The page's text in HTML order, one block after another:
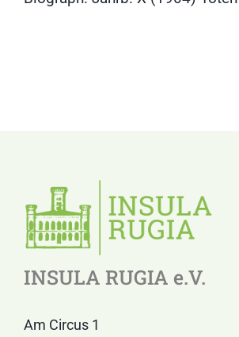
INSULA RUGIA e.V.
Am Circus 1